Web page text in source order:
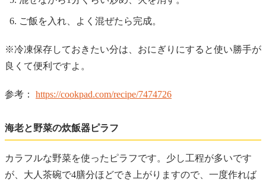
ご飯を入れ、よく混ぜたら完成。
※冷凍保存しておきたい分は、おにぎりにすると使い勝手が
良くて便利ですよ。
参考： https://cookpad.com/recipe/7474726
海老と野菜の炊飯器ピラフ
カラフルな野菜を使ったピラフです。少し工程が多いです
が、大人茶碗で4膳分ほどでき上がりますので、一度作れば